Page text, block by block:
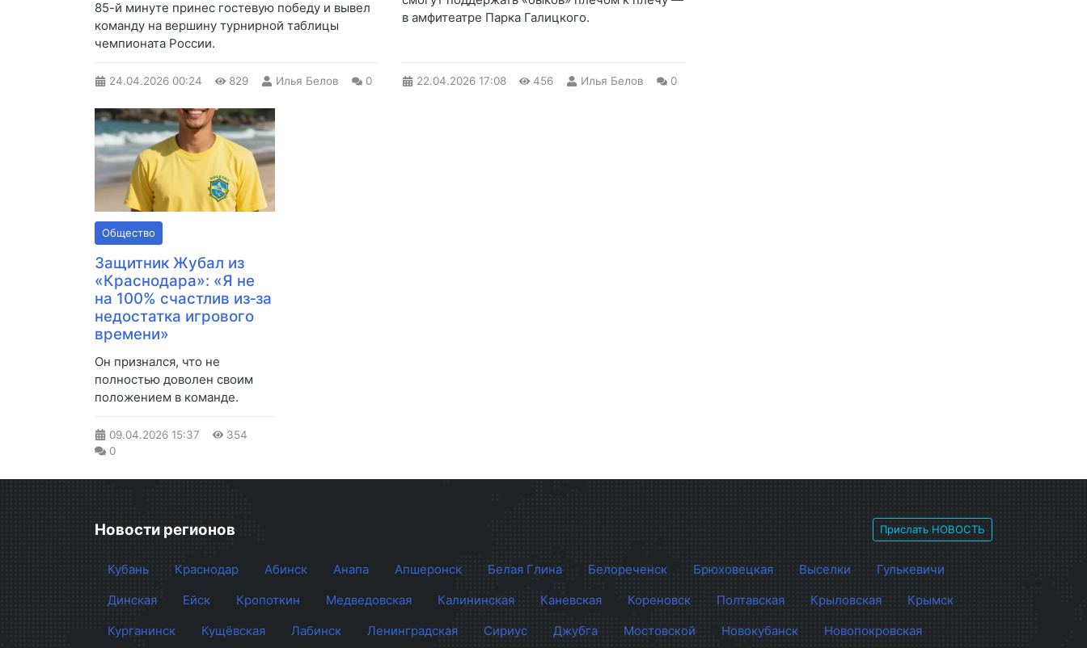
85-й минуте принес гостевую победу и вывел
команду на вершину турнирной таблицы
чемпионата России.
24.04.2026 00:24 829 Илья Белов 0
в амфитеатре Парка Галицкого.
22.04.2026 17:08 456 Илья Белов 0
Общество
Защитник Жубал из
«Краснодара»: «Я не
на 100% счастлив из‑за
недостатка игрового
времени»
Он признался, что не
полностью доволен своим
положением в команде.
09.04.2026 15:37
354
0
Новости регионов Прислать НОВОСТЬ
Кубань Краснодар Абинск Анапа Апшеронск Белая Глина Белореченск Брюховецкая Выселки
Гулькевичи
Динская
Ейск Кропоткин Медведовская Калининская Каневская Кореновск Полтавская Крыловская
Крымск
Курганинск
Кущёвская Лабинск Ленинградская Сириус Джубга Мостовской Новокубанск Новопокровская